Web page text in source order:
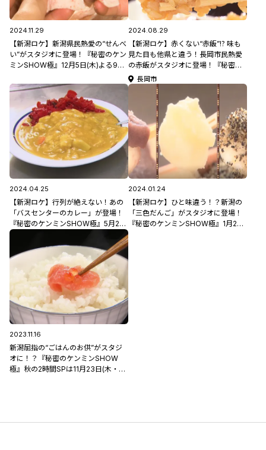
2024.11.29
【新潟ロケ】新潟県民熱愛の“せんべ
い”がスタジオに登場！『秘密のケン
ミンSHOW極』12月5日(木)よる9時
2024.08.29
【新潟ロケ】赤くない“赤飯”⁉ 味も
見た目も他県と違う！長岡市民熱愛
の赤飯がスタジオに登場！『秘密の
ケンミンSHOW極』9月5日(木)よる
9時放送！
長岡市
2024.04.25
【新潟ロケ】行列が絶えない！あの
「バスセンターのカレー」が登場！
『秘密のケンミンSHOW極』5月2日
(木)よる9時放送！
2024.01.24
【新潟ロケ】ひと味違う！？新潟の
「三色だんご」がスタジオに登場！
『秘密のケンミンSHOW極』1月25
2023.11.16
新潟屈指の“ごはんのお供”がスタジ
オに！？『秘密のケンミンSHOW
極』秋の2時間SPは11月23日(木・祝)